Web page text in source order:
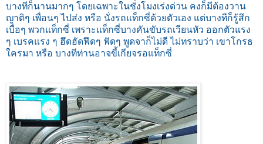
บางทีก็นานมากๆ โดยเฉพาะในชั่งโมงเร่งด่วน คงก็มีต้องวาน
ญาติๆ เพื่อนๆ ไปส่ง หรือ นั่งรถแท็กซี่ด้วยตัวเอง แต่บางทีก็รู้สึก
เบื่อๆ พวกแท็กซี่ เพราะแท็กซี่บางคันขับรถเวียนหัว ออกตัวแรง
ๆ เบรคแรง ๆ ฮึดฮัดฟึดๆ ฟัดๆ พูดจาก็ไม่ดี ไม่ทราบว่า เขาโกรธ
ใครมา หรือ บางทีท่านอาจขี้เกียจรอแท็กซี่